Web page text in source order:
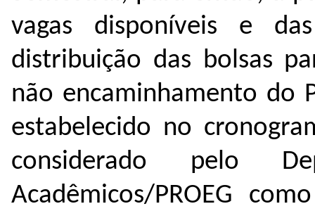
vagas disponíveis e
distribuição das bolsas
não encaminhamento do
estabelecido no
considerado pelo
Acadêmicos/PROEG